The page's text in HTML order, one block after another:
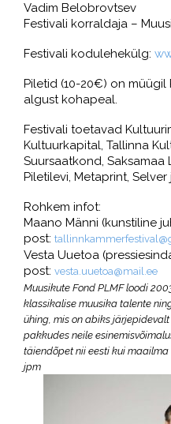
Vadim Belobrovtsev
Festivali korraldaja –
Festivali kodulehekülg:
Piletid (10-20€) on müügil
algust kohapeal.
Festivali toetavad
Kultuurkapital, Tallinna
Suursaatkond, Saksamaa
Piletilevi, Metaprint, Selver
Rohkem infot:
Maano Männi (kunstiline
post:
Vesta Uuetoa
post: vesta.uuetoa@mail.ee
Muusikute Fond PLMF loodi
klassikalise muusika talente
ühing, mis on abiks
pakkudes neile
täiendõpet nii eesti kui
jpm